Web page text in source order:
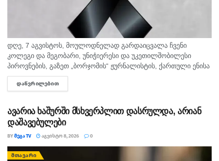
დღე, 7 აგვისტოს, მოულოდნელად გარდაიცვალა ჩვენი
კოლეგი და მეგობარი, უნიჭიერესი და უკეთილშობილესი
პიროვნების, გაზეთ „ბორჯომის“ ჟურნალისტის, ქართული ენისა
და ლიტერატურის პედაგოგი მონიკა ჭანტურია. "მეგა ტვ"
უდიდეს მწუხარებას გამოვხატავს მონიკა ჭანტურიას
ᲓᲐᲬᲕᲠᲘᲚᲔᲑᲘᲗ
ავარია ხაშურში მსხვერპლით დასრულდა, არიან
დაშავებულები
BYᲛᲔᲒᲐ TV ᲐᲒᲕᲘᲡᲢᲝ 8, 2026 0
ᲛᲗᲐᲕᲐᲠᲘ